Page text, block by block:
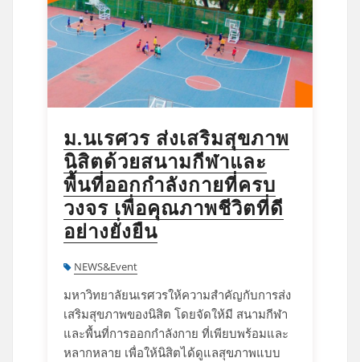
ม.นเรศวร ส่งเสริมสุขภาพ
นิสิตด้วยสนามกีฬาและ
พื้นที่ออกกำลังกายที่ครบ
วงจร เพื่อคุณภาพชีวิตที่ดี
อย่างยั่งยืน
NEWS&Event
มหาวิทยาลัยนเรศวรให้ความสำคัญกับการส่ง
เสริมสุขภาพของนิสิต โดยจัดให้มี สนามกีฬา
และพื้นที่การออกกำลังกาย ที่เพียบพร้อมและ
หลากหลาย เพื่อให้นิสิตได้ดูแลสุขภาพแบบ